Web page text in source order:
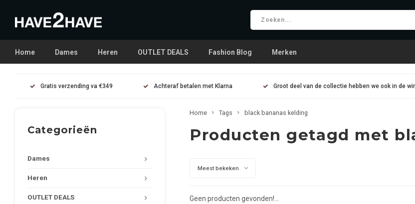
Home Dames Heren OUTLET DEALS Fashion Blog Merken
Gratis verzending va €349 Achteraf betalen met Klarna Groot deel van de collectie hebben we ook in de
Categorieën
Dames
Heren
OUTLET DEALS
Home Tags black bananas kelding
Producten getagd met
Meest bekeken
Geen producten gevonden!...